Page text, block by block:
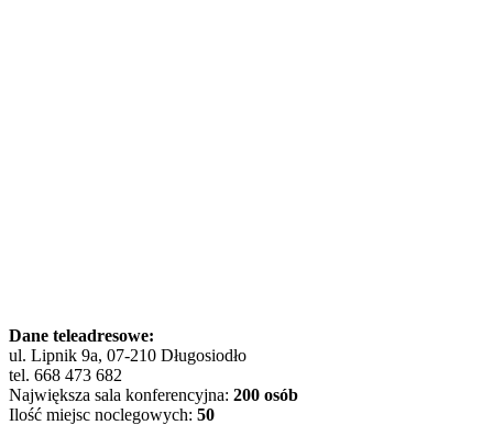
Dane teleadresowe:
ul. Lipnik 9a, 07-210 Długosiodło
tel. 668 473 682
Największa sala konferencyjna: 200 osób
Ilość miejsc noclegowych: 50